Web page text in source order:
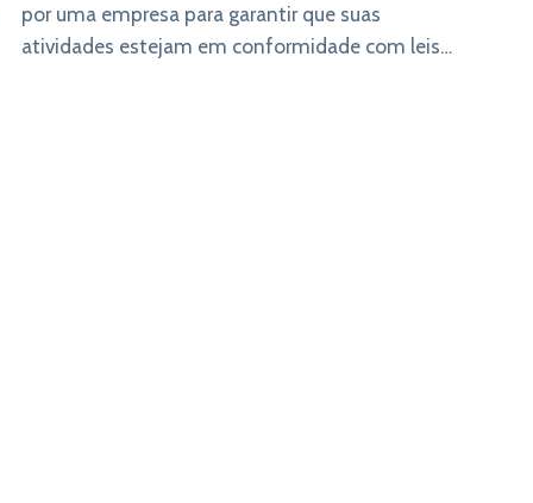
por uma empresa para garantir que suas
atividades estejam em conformidade com leis,